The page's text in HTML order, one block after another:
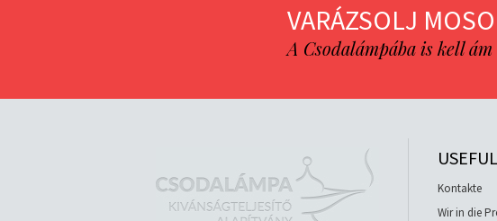
VARÁZSOLJ
A Csodalámpába is kell
Kontakte
Wir in die